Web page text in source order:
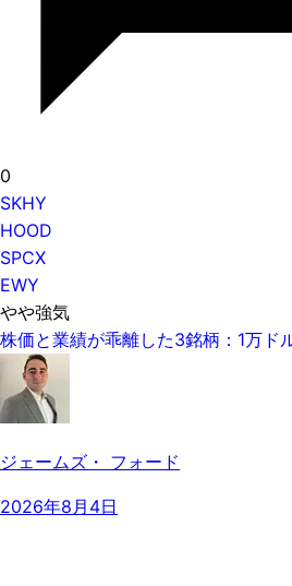
0
SKHY
HOOD
SPCX
EWY
やや強気
株価と業績が乖離した3銘柄：1万ド
ジェームズ・ フォード
2026年8月4日